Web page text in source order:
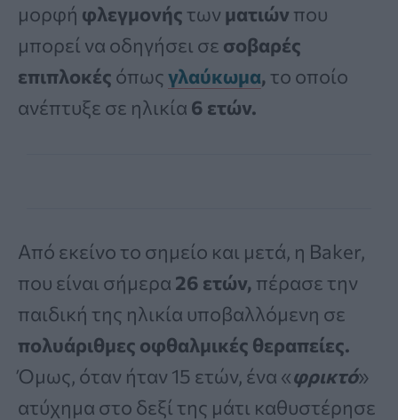
μορφή φλεγμονής των ματιών που
μπορεί να οδηγήσει σε σοβαρές
επιπλοκές όπωςγλαύκωμα, το οποίο
ανέπτυξε σε ηλικία 6 ετών.
Από εκείνο το σημείο και μετά, η Baker,
που είναι σήμερα 26 ετών, πέρασε την
παιδική της ηλικία υποβαλλόμενη σε
πολυάριθμες οφθαλμικές θεραπείες.
Όμως, όταν ήταν 15 ετών, ένα «φρικτό»
ατύχημα στο δεξί της μάτι καθυστέρησε